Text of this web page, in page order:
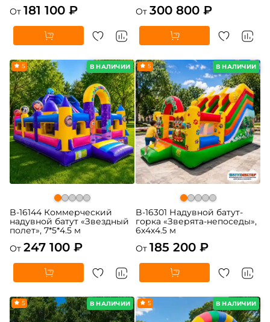
От 181 100 ₽ От 300 800 ₽
В НАЛИЧИИ
5
B-16144 Коммерческий
надувной батут «Звездный
полет», 7*5*4.5 м
От 247 100 ₽
В НАЛИЧИИ
5
B-16301 Надувной батут-
горка «Зверята-непоседы»,
6x4x4.5 м
От 185 200 ₽
В НАЛИЧИИ
5 В НАЛИЧИИ
5